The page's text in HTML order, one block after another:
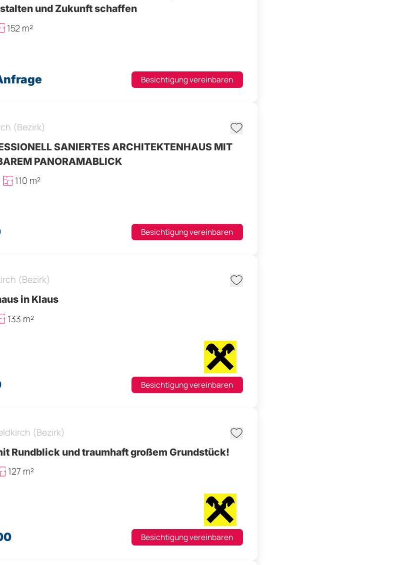
und Zukunft schaffen
152 m²
Besichtigung vereinbaren
(Bezirk)
SANIERTES ARCHITEKTENHAUS MIT
PANORAMABLICK
110 m²
Besichtigung vereinbaren
(Bezirk)
in Klaus
133 m²
Besichtigung vereinbaren
(Bezirk)
Rundblick und traumhaft großem Grundstück!
127 m²
Besichtigung vereinbaren